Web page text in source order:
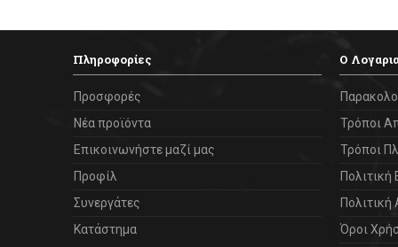
Πληροφορίες
Προσφορές
Νέα προϊόντα
Επικοινωνήστε μαζί μας
Προφίλ
Συνεργάτες
Κατάστημα
Ο
Τρόποι
Τρόποι
Όροι